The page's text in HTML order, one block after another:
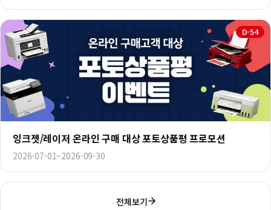
D-54
잉크젯/레이저 온라인 구매 대상 포토상품평 프로모션
2026-07-01~2026-09-30
전체보기